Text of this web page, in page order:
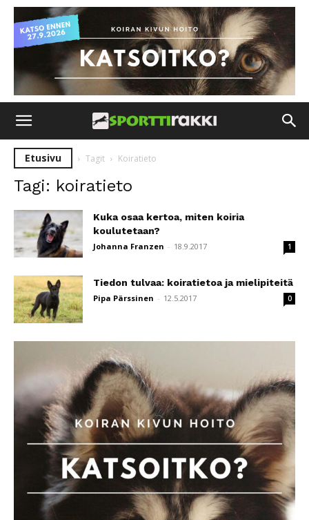
Etusivu Tagit Koiratieto
Tagi: koiratieto
Kuka osaa kertoa, miten koiria
koulutetaan?
Johanna Franzen - 18.9.2017 1
Tiedon tulvaa: koiratietoa ja mielipiteitä
Pipa Pärssinen - 12.5.2017 0